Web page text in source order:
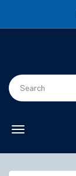
Toggle